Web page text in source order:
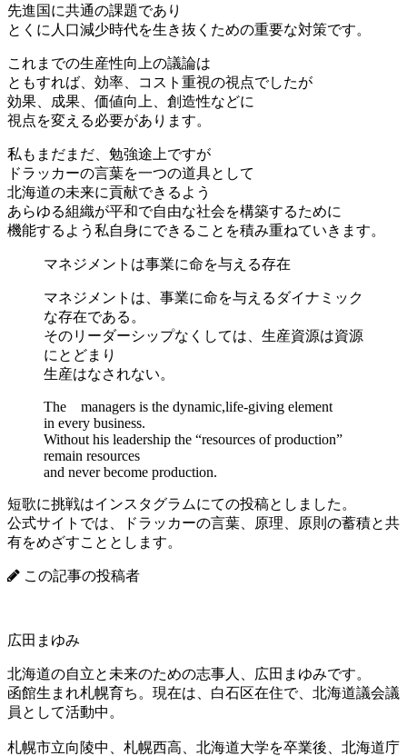
先進国に共通の課題であり
とくに人口減少時代を生き抜くための重要な対策です。
これまでの生産性向上の議論は
ともすれば、効率、コスト重視の視点でしたが
効果、成果、価値向上、創造性などに
視点を変える必要があります。
私もまだまだ、勉強途上ですが
ドラッカーの言葉を一つの道具として
北海道の未来に貢献できるよう
あらゆる組織が平和で自由な社会を構築するために
機能するよう私自身にできることを積み重ねていきます。
マネジメントは事業に命を与える存在
マネジメントは、事業に命を与えるダイナミック
な存在である。
そのリーダーシップなくしては、生産資源は資源
にとどまり
生産はなされない。
The managers is the dynamic,life-giving element
in every business.
Without his leadership the “resources of production”
remain resources
and never become production.
短歌に挑戦はインスタグラムにての投稿としました。
公式サイトでは、ドラッカーの言葉、原理、原則の蓄積と共
有をめざすこととします。
この記事の投稿者
広田まゆみ
北海道の自立と未来のための志事人、広田まゆみです。
函館生まれ札幌育ち。現在は、白石区在住で、北海道議会議
員として活動中。
札幌市立向陵中、札幌西高、北海道大学を卒業後、北海道庁